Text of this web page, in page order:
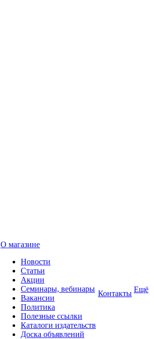
О магазине
Новости
Статьи
Акции
Семинары, вебинары
Вакансии
Политика
Полезные ссылки
Каталоги издательств
Доска объявлений
Контакты Ещё